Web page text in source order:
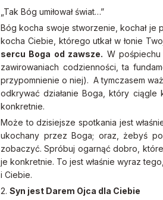
„Tak Bóg umiłował świat…”
Bóg kocha swoje stworzenie, kochał je
kocha Ciebie, którego utkał w łonie
sercu Boga od zawsze. W
zawirowaniach codzienności, ta
przypomnienie o niej). A tymczasem
odkrywać działanie Boga, który
konkretnie.
Może to dzisiejsze spotkania jest
ukochany przez Boga; oraz, żebyś
zobaczyć. Spróbuj ogarnąć dobro,
je konkretnie. To jest właśnie wyraz
i Ciebie.
2. Syn jest Darem Ojca dla Ciebie